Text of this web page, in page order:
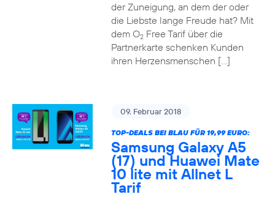
der Zuneigung, an dem der oder
die Liebste lange Freude hat? Mit
dem O2Free Tarif über die
Partnerkarte schenken Kunden
ihren Herzensmenschen […]
09. Februar 2018
TOP-DEALS BEI BLAU FÜR 19,99 EURO:
Samsung Galaxy A5
(17) und Huawei Mate
10 lite mit Allnet L
Tarif